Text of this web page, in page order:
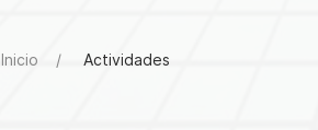
Inicio Actividades